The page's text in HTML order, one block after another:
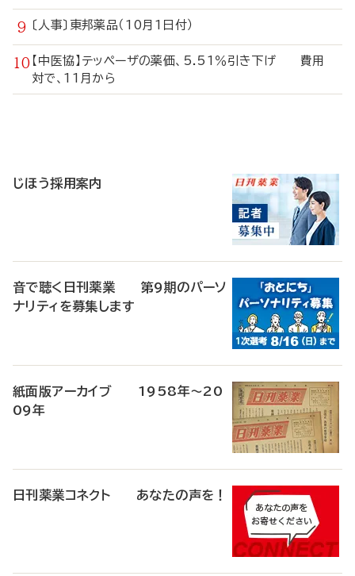
〔人事〕東邦薬品（10月1日付）
【中医協】テッペーザの薬価、5.51％引き下げ 費用
対で、11月から
じほう採用案内
音で聴く日刊薬業 第9期のパーソ
ナリティを募集します
紙面版アーカイブ 1958年～20
09年
日刊薬業コネクト あなたの声を！